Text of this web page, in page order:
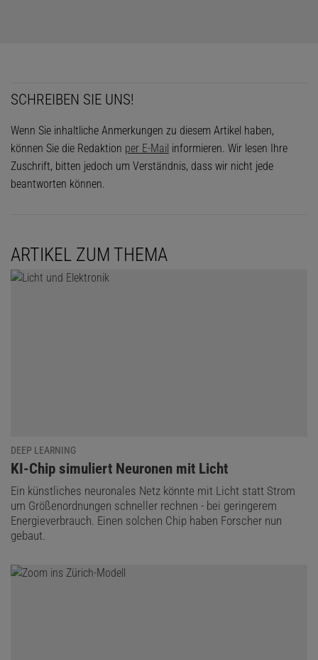
SCHREIBEN SIE UNS!
Wenn Sie inhaltliche Anmerkungen zu diesem Artikel haben,
können Sie die Redaktion per E-Mail informieren. Wir lesen Ihre
Zuschrift, bitten jedoch um Verständnis, dass wir nicht jede
beantworten können.
ARTIKEL ZUM THEMA
DEEP LEARNING
:
KI-Chip simuliert Neuronen mit Licht
Ein künstliches neuronales Netz könnte mit Licht statt Strom
um Größenordnungen schneller rechnen - bei geringerem
Energieverbrauch. Einen solchen Chip haben Forscher nun
gebaut.